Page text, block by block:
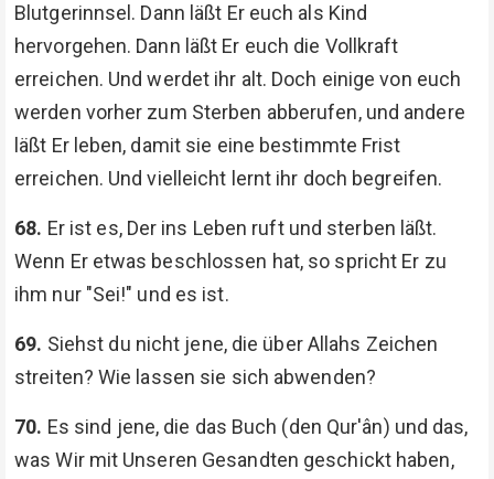
Blutgerinnsel. Dann läßt Er euch als Kind
hervorgehen. Dann läßt Er euch die Vollkraft
erreichen. Und werdet ihr alt. Doch einige von euch
werden vorher zum Sterben abberufen, und andere
läßt Er leben, damit sie eine bestimmte Frist
erreichen. Und vielleicht lernt ihr doch begreifen.
68. Er ist es, Der ins Leben ruft und sterben läßt.
Wenn Er etwas beschlossen hat, so spricht Er zu
ihm nur "Sei!" und es ist.
69. Siehst du nicht jene, die über Allahs Zeichen
streiten? Wie lassen sie sich abwenden?
70. Es sind jene, die das Buch (den Qur'ân) und das,
was Wir mit Unseren Gesandten geschickt haben,